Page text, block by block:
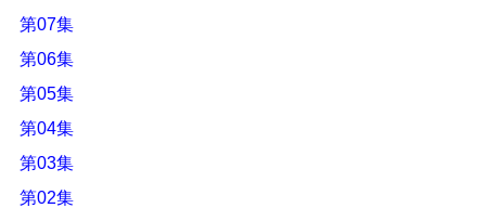
第07集
第06集
第05集
第04集
第03集
第02集